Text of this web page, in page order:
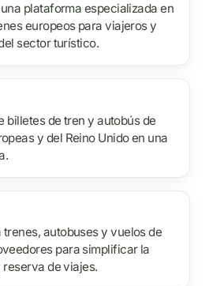
plataforma especializada en
europeos para viajeros y
sector turístico.
billetes de tren y autobús de
y del Reino Unido en una
trenes, autobuses y vuelos de
para simplificar la
de viajes.